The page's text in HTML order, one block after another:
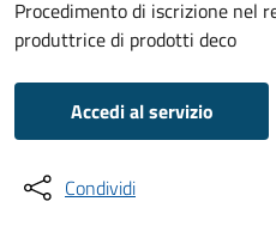
Procedimento di iscrizione nel
produttrice di prodotti deco
Accedi al servizio
Condividi